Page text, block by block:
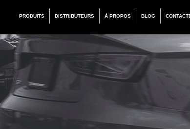
PRODUITS DISTRIBUTEURS À PROPOS BLOG